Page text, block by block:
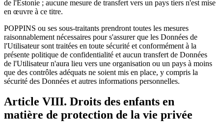
de l'Estonie ; aucune mesure de transfert vers un pays tiers n'est mise
en œuvre à ce titre.
POPPINS ou ses sous-traitants prendront toutes les mesures
raisonnablement nécessaires pour s'assurer que les Données de
l'Utilisateur sont traitées en toute sécurité et conformément à la
présente politique de confidentialité et aucun transfert de Données
de l'Utilisateur n'aura lieu vers une organisation ou un pays à moins
que des contrôles adéquats ne soient mis en place, y compris la
sécurité des Données et autres informations personnelles.
Article VIII. Droits des enfants en
matière de protection de la vie privée